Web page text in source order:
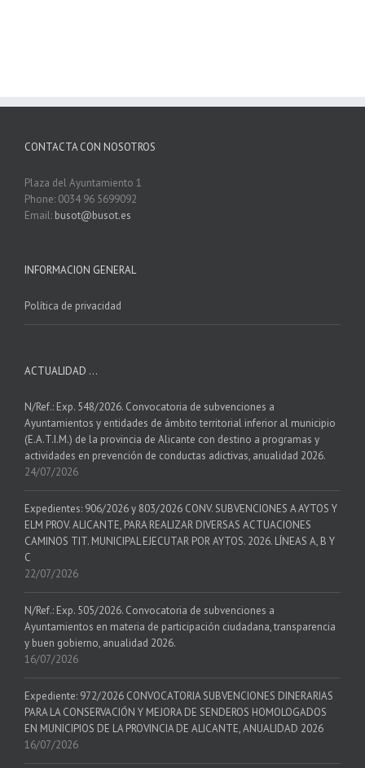
CONTACTA CON NOSOTROS
Plaza del Ayuntamiento 1
Phone: 0034 96 5699092
Email: busot@busot.es
INFORMACION GENERAL
Política de privacidad
ACTUALIDAD …
N/Ref.: Exp. 548/2026. Convocatoria de subvenciones a
Ayuntamientos y entidades de ámbito territorial inferior al municipio
(E.A.T.I.M.) de la provincia de Alicante con destino a programas y
actividades en prevención de conductas adictivas, anualidad 2026.
24/07/2026
Expedientes: 906/2026 y 803/2026 CONV. SUBVENCIONES A AYTOS Y
ELM PROV. ALICANTE, PARA REALIZAR DIVERSAS ACTUACIONES
CAMINOS TIT. MUNICIPAL EJECUTAR POR AYTOS. 2026. LÍNEAS A, B Y
C
22/07/2026
N/Ref.: Exp. 505/2026. Convocatoria de subvenciones a
Ayuntamientos en materia de participación ciudadana, transparencia
y buen gobierno, anualidad 2026.
16/07/2026
Expediente: 972/2026 CONVOCATORIA SUBVENCIONES DINERARIAS
PARA LA CONSERVACIÓN Y MEJORA DE SENDEROS HOMOLOGADOS
EN MUNICIPIOS DE LA PROVINCIA DE ALICANTE, ANUALIDAD 2026
16/07/2026